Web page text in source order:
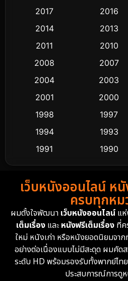
Comedy ตลก
Crime อาชญากรรม
Cult Film
Dance เต้น
Detective สืบสวน
Detective สืบสวน
Disney+
Documentary สารคดี
Drama ดราม่า
2017
2016
2014
2013
2011
2010
2008
2007
2004
2003
2001
2000
1998
1997
1994
1993
1991
1990
1988
1986
1983
1982
1974
1962
เว็บหนังออนไลน์ ห
ครบทุกห
ผมตั้งใจพัฒนา เว็บหนังออนไลน์แห่
เต็มเรื่อง และหนังฟรีเต็มเรื่อง ที่ค
ใหม่ หนังเก่า หรือหนังยอดนิยมจา
อย่างต่อเนื่องแบบไม่มีสะดุด ผมคัด
ระดับ HD พร้อมรองรับทั้งพากย์ไท
ประสบการณ์การดู